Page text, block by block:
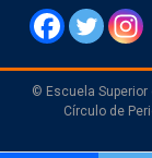
© Escuela Superior
Círculo de